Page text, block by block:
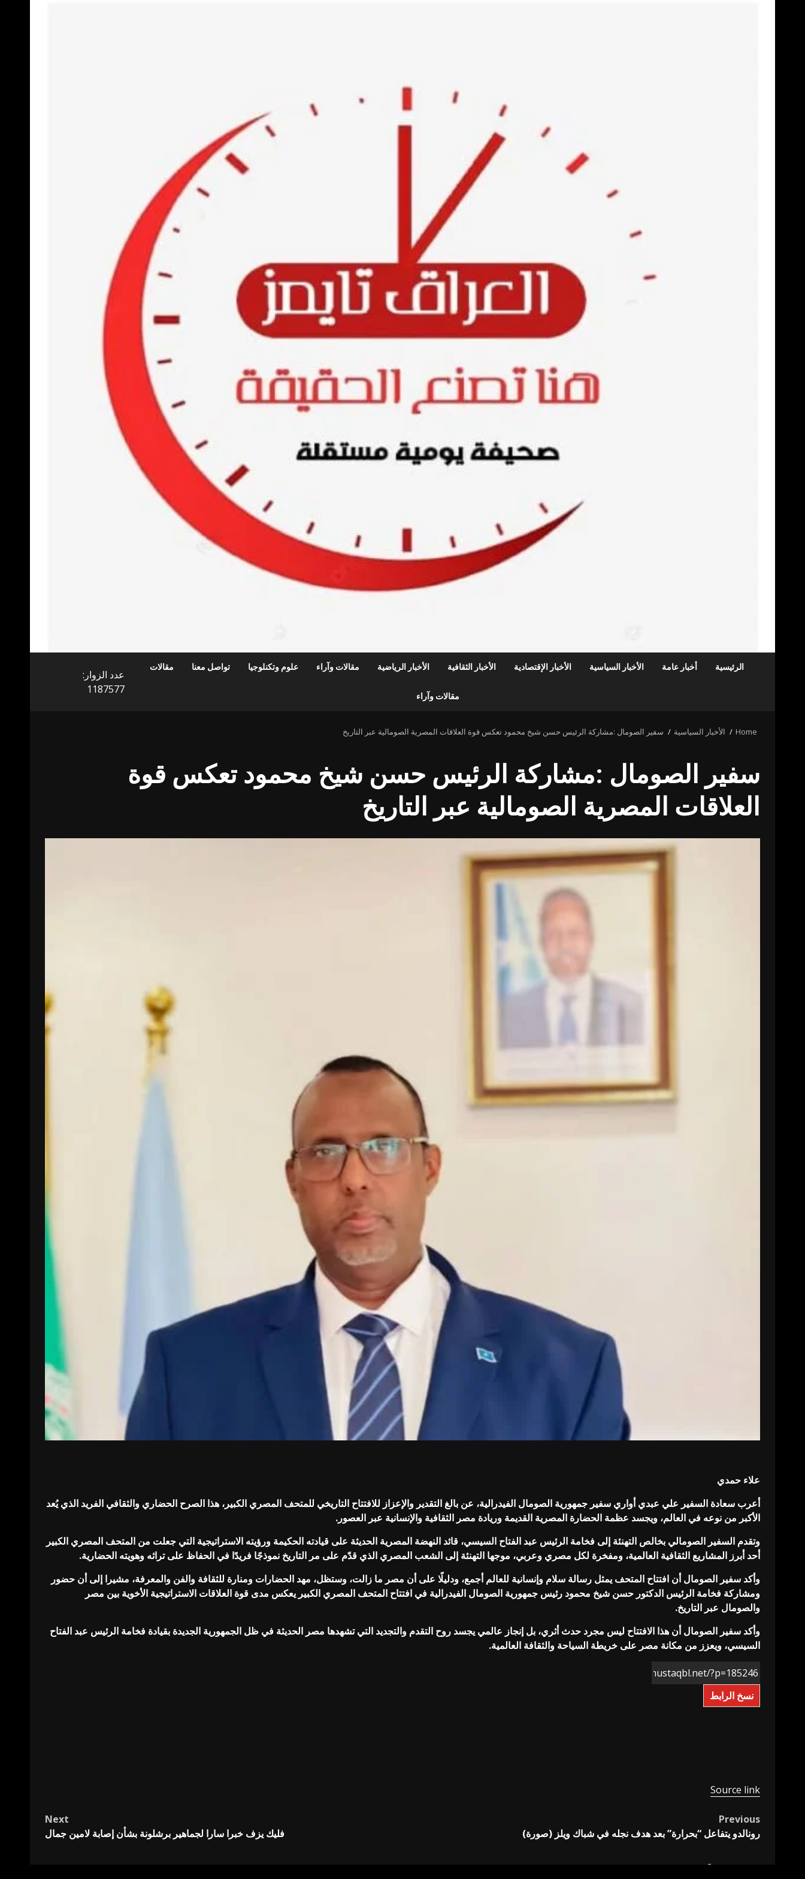
الرئيسية أخبار عامة الأخبار السياسية الأخبار الإقتصادية الأخبار الثقافية الأخبار الرياضية مقالات وآراء علوم وتكنلوجيا تواصل معنا مقالات
مقالات وآراء
عدد الزوار:
1187577
Home الأخبار السياسية سفير الصومال :مشاركة الرئيس حسن شيخ محمود تعكس قوة العلاقات المصرية الصومالية عبر التاريخ
سفير الصومال :مشاركة الرئيس حسن شيخ محمود تعكس قوة
العلاقات المصرية الصومالية عبر التاريخ
علاء حمدي
أعرب سعادة السفير علي عبدي أواري سفير جمهورية الصومال الفيدرالية، عن بالغ التقدير والإعزاز للافتتاح التاريخي للمتحف المصري الكبير، هذا الصرح الحضاري والثقافي الفريد الذي يُعد
الأكبر من نوعه في العالم، ويجسد عظمة الحضارة المصرية القديمة وريادة مصر الثقافية والإنسانية عبر العصور.
وتقدم السفير الصومالي بخالص التهنئة إلى فخامة الرئيس عبد الفتاح السيسي، قائد النهضة المصرية الحديثة على قيادته الحكيمة ورؤيته الاستراتيجية التي جعلت من المتحف المصري الكبير
أحد أبرز المشاريع الثقافية العالمية، ومفخرة لكل مصري وعربي، موجها التهنئة إلى الشعب المصري الذي قدّم على مر التاريخ نموذجًا فريدًا في الحفاظ على تراثه وهويته الحضارية.
وأكد سفير الصومال أن افتتاح المتحف يمثل رسالة سلام وإنسانية للعالم أجمع، ودليلًا على أن مصر ما زالت، وستظل، مهد الحضارات ومنارة للثقافة والفن والمعرفة، مشيرا إلى أن حضور
ومشاركة فخامة الرئيس الدكتور حسن شيخ محمود رئيس جمهورية الصومال الفيدرالية في افتتاح المتحف المصري الكبير يعكس مدى قوة العلاقات الاستراتيجية الأخوية بين مصر
والصومال عبر التاريخ.
وأكد سفير الصومال أن هذا الافتتاح ليس مجرد حدث أثري، بل إنجاز عالمي يجسد روح التقدم والتجديد التي تشهدها مصر الحديثة في ظل الجمهورية الجديدة بقيادة فخامة الرئيس عبد الفتاح
السيسي، ويعزز من مكانة مصر على خريطة السياحة والثقافة العالمية.
نسخ الرابط
Source link
Post
navigation
Previous
رونالدو يتفاعل “بحرارة” بعد هدف نجله في شباك ويلز (صورة)
Next
فليك يزف خبرا سارا لجماهير برشلونة بشأن إصابة لامين جمال